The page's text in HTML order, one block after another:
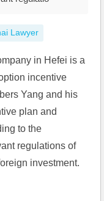
Lawyer
in Hefei is a
incentive
Yang and his
plan and
to the
regulations of
investment.